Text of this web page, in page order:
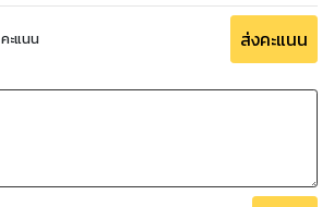
คะแนน ส่งคะแนน